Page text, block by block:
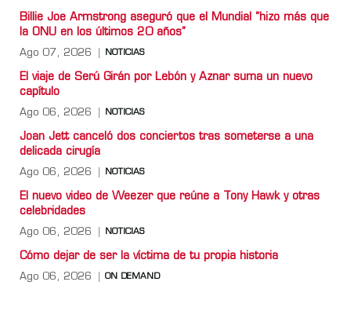
Billie Joe Armstrong aseguró que el Mundial “hizo más que
la ONU en los últimos 20 años”
Ago 07, 2026 NOTICIAS
El viaje de Serú Girán por Lebón y Aznar suma un nuevo
capítulo
Ago 06, 2026 NOTICIAS
Joan Jett canceló dos conciertos tras someterse a una
delicada cirugía
Ago 06, 2026 NOTICIAS
El nuevo video de Weezer que reúne a Tony Hawk y otras
celebridades
Ago 06, 2026 NOTICIAS
Cómo dejar de ser la víctima de tu propia historia
Ago 06, 2026 ON DEMAND